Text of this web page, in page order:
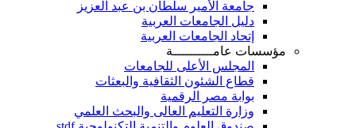
جامعة الأمير سلطان بن عبد العزيز
دليل الجامعات العربية
إتحاد الجامعات العربية
مؤسسات عامــــــــــة
المجلس الأعلى للجامعات
قطاع الشئون الثقافية والبعثات
بوابة مصر الرقمية
وزارة التعليم العالى والبحث العلمي